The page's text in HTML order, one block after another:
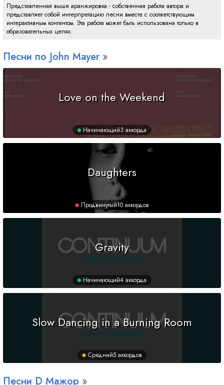
Представленная выше аранжировка - собственная работа автора и
представляет собой интерпретацию песни вместе с соответствующим
интерактивным контентом. Эта работа может быть использована только в
образовательных целях.
Песни по John Mayer
Love on the Weekend
Начинающий3 аккорда
Daughters
Продвинутый10 аккордов
Gravity
Начинающий4 аккорда
Slow Dancing in a Burning Room
Средний5 аккордов
Песни D Мажор